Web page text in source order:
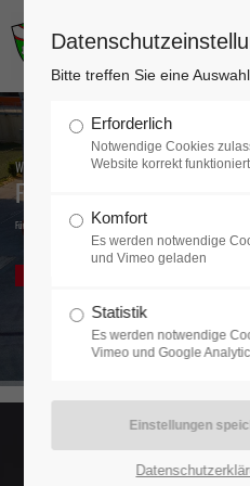
Login
Benutzername
Passwort
Anmelden
Wir sind da, wenn es brenzlig wird.
FF Kaltenleutgeben
Für Ihre Sicherheit seit 1873
Bitte treffen Sie eine
Erforderlich
Notwendige Cookies
Website korrekt funktioniert
Komfort
Es werden notwendige
und Vimeo geladen
Statistik
Es werden notwendige
Vimeo und Google